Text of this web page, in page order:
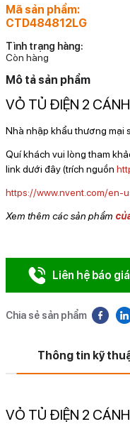
Mã sản phẩm:
CTD484812LG
Tình trạng hàng:
Còn hàng
Mô tả sản phẩm
VỎ TỦ ĐIỆN 2
Nhà nhập khẩu thương mại
Quí khách vui lòng tham
link dưới đây (trích nguồn
https://www.nvent.com/
Xem thêm các sản phẩm
Liên hệ báo giá
Chia sẻ sản phẩm
Thông tin kỹ
VỎ TỦ ĐIỆN 2